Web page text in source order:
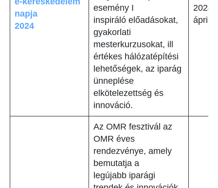
napja
2024
esemény I
inspiráló előadásokat,
gyakorlati
mesterkurzusokat, ill
értékes hálózatépítési
lehetőségek, az iparág
ünneplése
elkötelezettség és
innováció.
2024.
április
Az OMR fesztivál az
OMR éves
rendezvénye, amely
bemutatja a
legújabb iparági